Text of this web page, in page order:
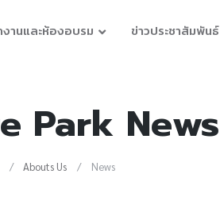
านและห้องอบรม ข่าวประชาสัมพันธ์
Park News
Abouts Us News